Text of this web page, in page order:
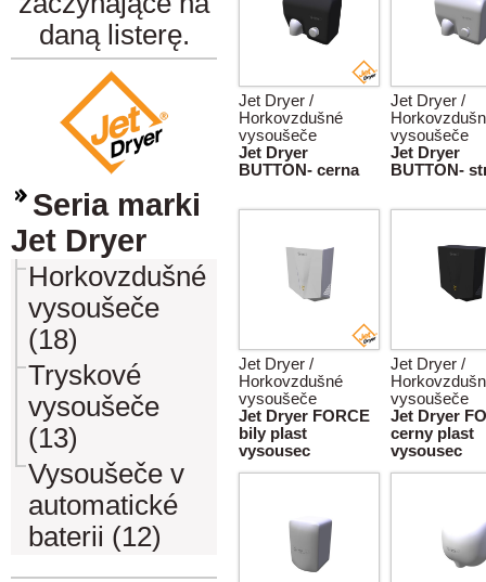
daną listerę.
Seria marki
Jet Dryer
Horkovzdušné
vysoušeče
(18)
Tryskové
vysoušeče
(13)
Vysoušeče v
automatické
baterii (12)
Jet Dryer /
Horkovzdušné
vysoušeče
Jet Dryer
BUTTON- cerna
Jet Dryer /
vysoušeče
Jet Dryer
BUTTON-
Jet Dryer /
Horkovzdušné
vysoušeče
Jet Dryer FORCE
bily plast
vysousec
Jet Dryer /
vysoušeče
Jet Dryer
cerny plast
vysousec